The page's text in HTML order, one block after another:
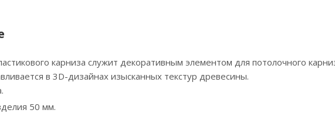
карниза служит декоративным элементом для потолочного
в 3D-дизайнах изысканных текстур древесины.
50 мм.